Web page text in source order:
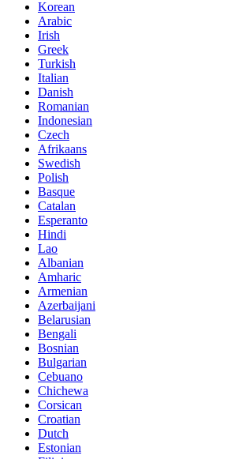
Korean
Arabic
Irish
Greek
Turkish
Italian
Danish
Romanian
Indonesian
Czech
Afrikaans
Swedish
Polish
Basque
Catalan
Esperanto
Hindi
Lao
Albanian
Amharic
Armenian
Azerbaijani
Belarusian
Bengali
Bosnian
Bulgarian
Cebuano
Chichewa
Corsican
Croatian
Dutch
Estonian